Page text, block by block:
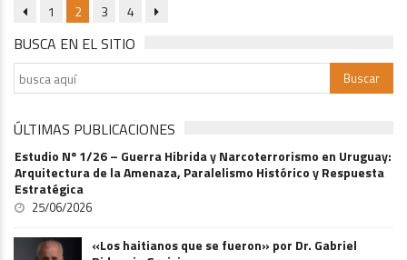
1 2 3 4
BUSCA EN EL SITIO
ÚLTIMAS PUBLICACIONES
Estudio Nº 1/26 – Guerra Hibrida y Narcoterrorismo en Uruguay:
Arquitectura de la Amenaza, Paralelismo Histórico y Respuesta
Estratégica
25/06/2026
«Los haitianos que se fueron» por Dr. Gabriel